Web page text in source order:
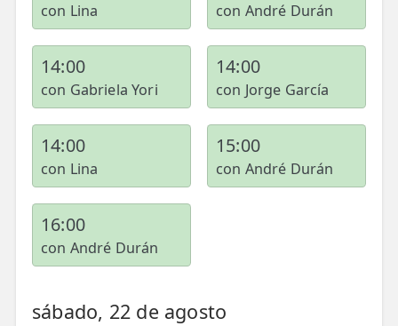
con Lina con André Durán
14:00
con Gabriela Yori
14:00
con Jorge García
14:00
con Lina
15:00
con André Durán
16:00
con André Durán
sábado, 22 de agosto